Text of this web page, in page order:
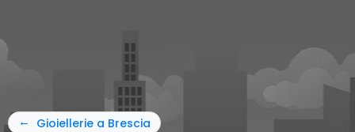
Gioiellerie a Brescia